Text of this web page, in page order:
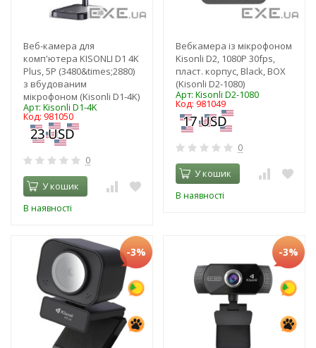
Веб-камера для
комп'ютера KISONLI D1 4K
Plus, 5P (3480&times;2880)
з вбудованим
мікрофоном (Kisonli D1-4K)
Арт: Kisonli D1-4K
Код: 981050
0
У кошик
В наявності
Вебкамера із мікрофоном
Kisonli D2, 1080P 30fps,
пласт. корпус, Black, BOX
(Kisonli D2-1080)
Арт: Kisonli D2-1080
Код: 981049
0
У кошик
В наявності
-3% -3%